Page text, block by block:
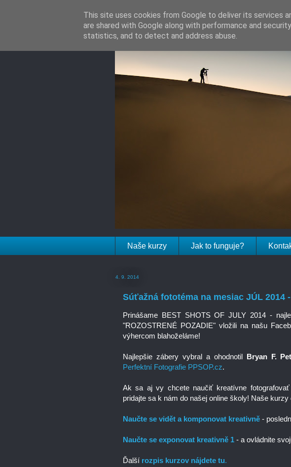
Naše kurzy Jak to funguje?
4. 9. 2014
Súťažná fototéma na mesiac JÚL 2014
Prinášame BEST SHOTS OF JULY 2014 -
"ROZOSTRENÉ POZADIE" vložili na našu
výhercom blahoželáme!
Najlepšie zábery vybral a ohodnotil Bryan F.
Perfektní Fotografie PPSOP.cz.
Ak sa aj vy chcete naučiť kreatívne
pridajte sa k nám do našej online školy! Naše
Naučte se vidět a komponovat kreativně -
Naučte se exponovat kreativně 1 - a ovládnite
Ďalší rozpis kurzov nájdete tu.
This site uses cookies from Google to deliver its services
are shared with Google along with performance and
statistics, and to detect and address abuse.